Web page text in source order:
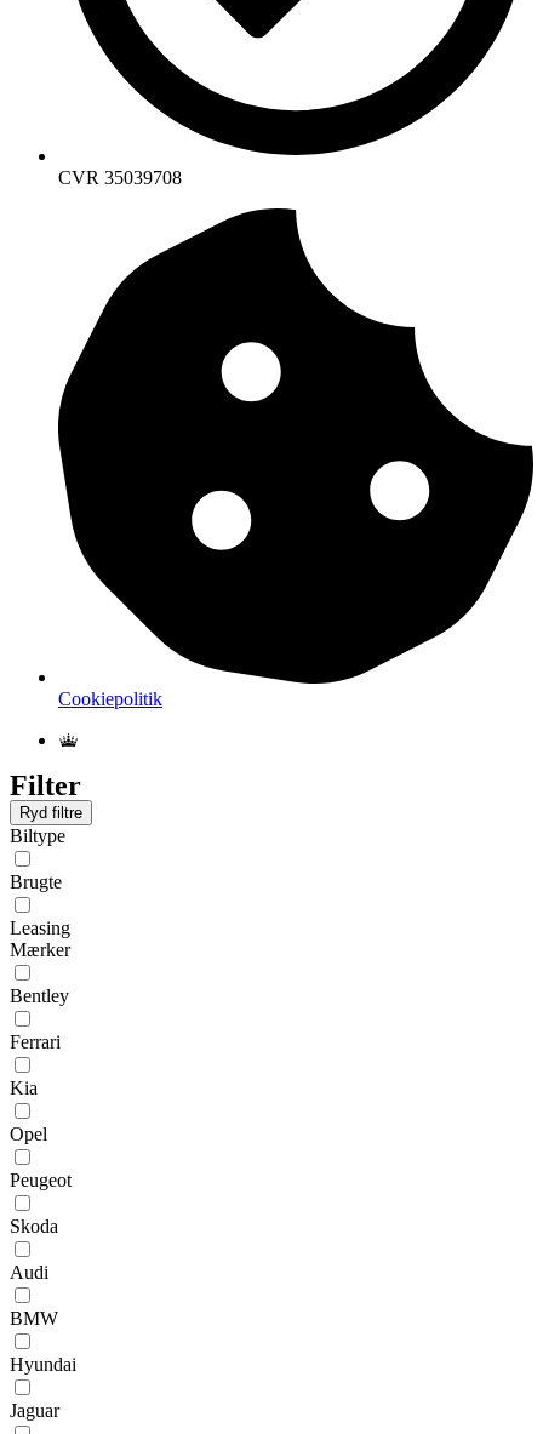
CVR 35039708
Cookiepolitik
Filter
Ryd filtre
Biltype
Brugte
Leasing
Mærker
Bentley
Ferrari
Kia
Opel
Peugeot
Skoda
Audi
BMW
Hyundai
Jaguar